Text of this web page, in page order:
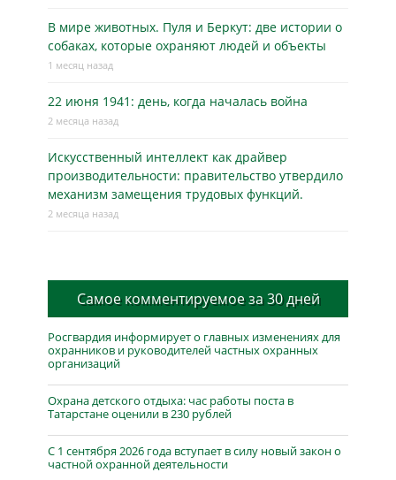
В мире животных. Пуля и Беркут: две истории о
собаках, которые охраняют людей и объекты
1 месяц назад
22 июня 1941: день, когда началась война
2 месяца назад
Искусственный интеллект как драйвер
производительности: правительство утвердило
механизм замещения трудовых функций.
2 месяца назад
Самое комментируемое за 30 дней
Росгвардия информирует о главных изменениях для
охранников и руководителей частных охранных
организаций
Охрана детского отдыха: час работы поста в
Татарстане оценили в 230 рублей
С 1 сентября 2026 года вступает в силу новый закон о
частной охранной деятельности